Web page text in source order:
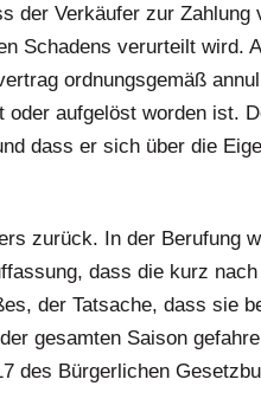
der Verkäufer zur Zahlung
Schadens verurteilt wird.
ordnungsgemäß
aufgelöst worden ist.
dass er sich über die
zurück. In der Berufung
dass die kurz
der Tatsache, dass sie
gesamten Saison
des Bürgerlichen